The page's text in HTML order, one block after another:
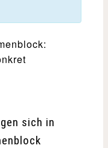
sich in